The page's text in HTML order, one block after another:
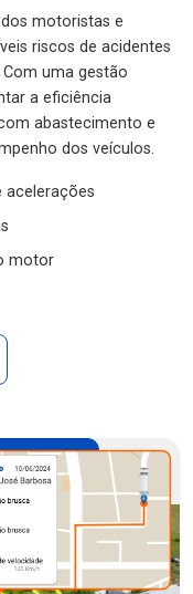
motoristas e
riscos de acidentes
uma gestão
a eficiência
abastecimento e
dos veículos.
acelerações
motor